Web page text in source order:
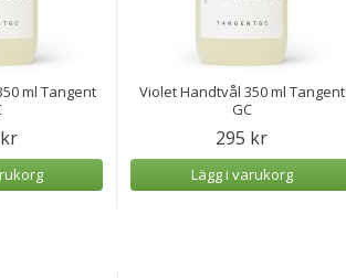
ml Tangent
Violet Handtvål 350 ml Tangent
GC
295 kr
Lägg i varukorg